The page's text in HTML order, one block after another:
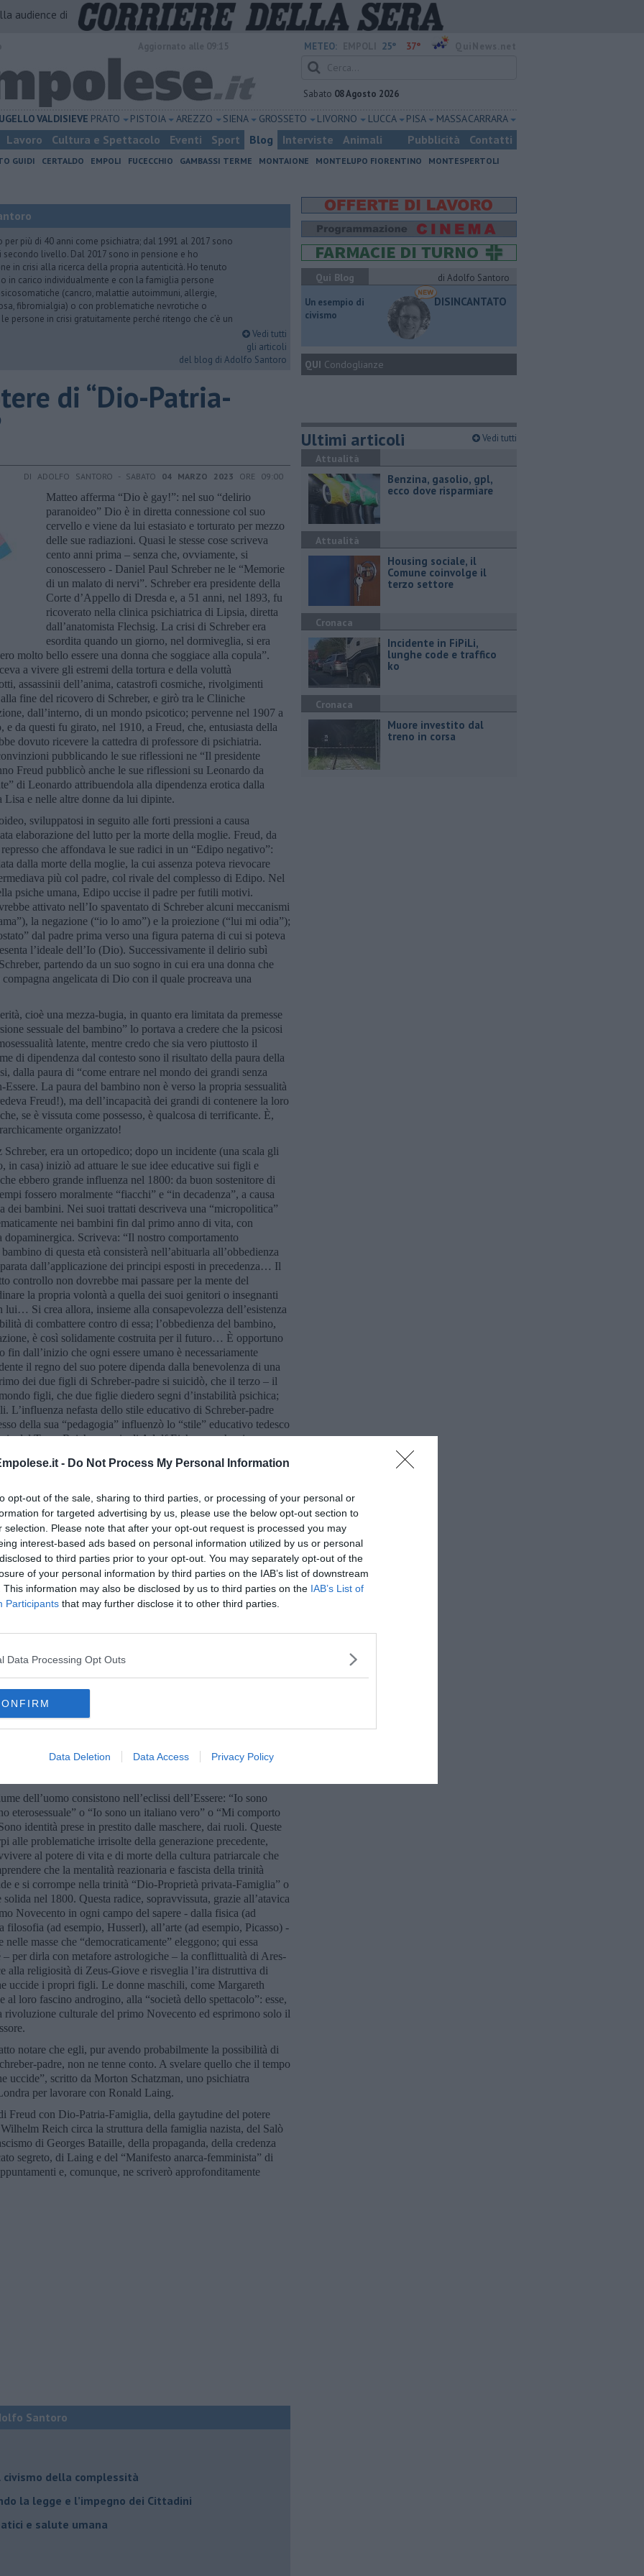
- Do Not Process My Personal Information
opt-out of the sale, sharing to third parties, or processing of your personal or
for targeted advertising by us, please use the below opt-out section to
selection. Please note that after your opt-out request is processed you may
interest-based ads based on personal information utilized by us or personal
to third parties prior to your opt-out. You may separately opt-out of the
of your personal information by third parties on the IAB’s list of downstream
This information may also be disclosed by us to third parties on the IAB’s List of
Participants that may further disclose it to other third parties.
Data Processing Opt Outs
Data Deletion Data Access Privacy Policy
audience di
METEO: 25° 37°
Sabato 08 Agosto 2026
VALDISIEVE PRATO PISTOIA AREZZO SIENA GROSSETO LIVORNO LUCCA PISA MASSA CARRARA
Lavoro Cultura e Spettacolo Eventi Sport Blog Interviste Animali Pubblicità Contatti
GUIDI CERTALDO EMPOLI FUCECCHIO GAMBASSI TERME MONTAIONE MONTELUPO FIORENTINO
MONTESPERTOLI
più di 40 anni come psichiatra; dal 1991 al 2017 sono
livello. Dal 2017 sono in pensione e ho
in crisi alla ricerca della propria autenticità. Ho tenuto
in carico individualmente e con la famiglia persone
(cancro, malattie autoimmuni, allergie,
fibromialgia) o con problematiche nevrotiche o
persone in crisi gratuitamente perché ritengo che c’è un
Vedi tutti
gli articoli
del blog di Adolfo Santoro
di “Dio-Patria-
DI ADOLFO SANTORO - SABATO 04 MARZO 2023 ORE 09:00
Matteo afferma “Dio è gay!”: nel suo “delirio
paranoideo” Dio è in diretta connessione col suo
cervello e viene da lui estasiato e torturato per mezzo
delle sue radiazioni. Quasi le stesse cose scriveva
cento anni prima – senza che, ovviamente, si
conoscessero - Daniel Paul Schreber ne le “Memorie
di un malato di nervi”. Schreber era presidente della
Corte d’Appello di Dresda e, a 51 anni, nel 1893, fu
ricoverato nella clinica psichiatrica di Lipsia, diretta
dall’anatomista Flechsig. La crisi di Schreber era
esordita quando un giorno, nel dormiveglia, si era
molto bello essere una donna che soggiace alla copula”.
a vivere gli estremi della tortura e della voluttà
assassinii dell’anima, catastrofi cosmiche, rivolgimenti
fine del ricovero di Schreber, e girò tra le Cliniche
dall’interno, di un mondo psicotico; pervenne nel 1907 a
da questi fu girato, nel 1910, a Freud, che, entusiasta della
dovuto ricevere la cattedra di professore di psichiatria.
pubblicando le sue riflessioni ne “Il presidente
Freud pubblicò anche le sue riflessioni su Leonardo da
di Leonardo attribuendola alla dipendenza erotica dalla
e nelle altre donne da lui dipinte.
sviluppatosi in seguito alle forti pressioni a causa
elaborazione del lutto per la morte della moglie. Freud, da
che affondava le sue radici in un “Edipo negativo”:
dalla morte della moglie, la cui assenza poteva rievocare
più col padre, col rivale del complesso di Edipo. Nel
psiche umana, Edipo uccise il padre per futili motivi.
attivato nell’Io spaventato di Schreber alcuni meccanismi
la negazione (“io lo amo”) e la proiezione (“lui mi odia”);
dal padre prima verso una figura paterna di cui si poteva
l’ideale dell’Io (Dio). Successivamente il delirio subì
partendo da un suo sogno in cui era una donna che
angelicata di Dio con il quale procreava una
cioè una mezza-bugia, in quanto era limitata da premesse
sessuale del bambino” lo portava a credere che la psicosi
latente, mentre credo che sia vero piuttosto il
di dipendenza dal contesto sono il risultato della paura della
dalla paura di “come entrare nel mondo dei grandi senza
La paura del bambino non è verso la propria sessualità
Freud!), ma dell’incapacità dei grandi di contenere la loro
se è vissuta come possesso, è qualcosa di terrificante. È,
organizzato!
era un ortopedico; dopo un incidente (una scala gli
in casa) iniziò ad attuare le sue idee educative sui figli e
ebbero grande influenza nel 1800: da buon sostenitore di
fossero moralmente “fiacchi” e “in decadenza”, a causa
dei bambini. Nei suoi trattati descriveva una “micropolitica”
nei bambini fin dal primo anno di vita, con
Scriveva: “Il nostro comportamento
di questa età consisterà nell’abituarla all’obbedienza
dall’applicazione dei principi esposti in precedenza… Il
controllo non dovrebbe mai passare per la mente del
la propria volontà a quella dei suoi genitori o insegnanti
lui… Si crea allora, insieme alla consapevolezza dell’esistenza
di combattere contro di essa; l’obbedienza del bambino,
è così solidamente costruita per il futuro… È opportuno
dall’inizio che ogni essere umano è necessariamente
il regno del suo potere dipenda dalla benevolenza di una
dei due figli di Schreber-padre si suicidò, che il terzo – il
figli, che due figlie diedero segni d’instabilità psichica;
L’influenza nefasta dello stile educativo di Schreber-padre
della sua “pedagogia” influenzò lo “stile” educativo tedesco
del Terzo Reich, propria di Adolf Eichmann che si
propria della “banalità del male”. Questo “stile” educativo
punizioni corporali più o meno precoci appartengono a tutti i
Sparta, all’”english education” o alla Russia sovietica, dove
“Genitori e figli”, preparato dall’Accademia di Scienze
sviluppare al più presto possibile nei bambini piccoli una
richieste degli adulti, un desiderio di agire in armonia con
Qui sta il grande significato dei nostri sforzi volti allo
popolo che, invece, sembra relativamente immune dalla
da Winston Churchill: “Mi piacciono gli italiani, vanno alla
a una partita di calcio come fosse la guerra.”. L’Albania fu
dato dai prudenti genitori albanesi era: “Meglio gli italiani
italiani… basta che li inviti a mangiare a casa tua!”. È,
ciò che anima un popolo; esso è trasmesso dalla
sia essa sacrificale o gastronomico-cialtronesca con rischio
che la rappresentazione ritualizzata dell’Edipo interna all’Io
nella realtà. Schreber era stato perseguitato nel corpo – e
della madre! Che cosa avevano in comune Matteo e il
patriarcale e la paura di non-Essere! Il padre di Matteo è
cerca di guarire il figlio dalla psicosi intrudendo nel
puntigliosamente. Anche Matteo, dunque, parla di Dio per
dello stile educativo dei suoi genitori, basato sul potere
dell’uomo consistono nell’eclissi dell’Essere: “Io sono
eterosessuale” o “Io sono un italiano vero” o “Mi comporto
identità prese in prestito dalle maschere, dai ruoli. Queste
alle problematiche irrisolte della generazione precedente,
al potere di vita e di morte della cultura patriarcale che
che la mentalità reazionaria e fascista della trinità
e si corrompe nella trinità “Dio-Proprietà privata-Famiglia” o
nel 1800. Questa radice, sopravvissuta, grazie all’atavica
Novecento in ogni campo del sapere - dalla fisica (ad
(ad esempio, Husserl), all’arte (ad esempio, Picasso) -
masse che “democraticamente” eleggono; qui essa
– per dirla con metafore astrologiche – la conflittualità di Ares-
alla religiosità di Zeus-Giove e risveglia l’ira distruttiva di
uccide i propri figli. Le donne maschili, come Margareth
al loro fascino androgino, alla “società dello spettacolo”: esse,
rivoluzione culturale del primo Novecento ed esprimono solo il
notare che egli, pur avendo probabilmente la possibilità di
padre, non ne tenne conto. A svelare quello che il tempo
uccide”, scritto da Morton Schatzman, uno psichiatra
per lavorare con Ronald Laing.
Freud con Dio-Patria-Famiglia, della gaytudine del potere
Reich circa la struttura della famiglia nazista, del Salò
di Georges Bataille, della propaganda, della credenza
segreto, di Laing e del “Manifesto anarca-femminista” di
e, comunque, ne scriverò approfonditamente
Santoro
della complessità
la legge e l’impegno dei Cittadini
e salute umana
Qui Blog
di Adolfo Santoro
​Un esempio di
civismo
DISINCANTATO
QUI Condoglianze
Ultimi articoli Vedi tutti
Attualità
​Benzina, gasolio, gpl,
ecco dove risparmiare
Attualità
​Housing sociale, il
Comune coinvolge il
terzo settore
Cronaca
Incidente in FiPiLi,
lunghe code e traffico
ko
Cronaca
Muore investito dal
treno in corsa